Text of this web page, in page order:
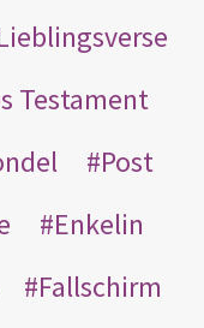
Testament
Post
Enkelin
Fallschirm